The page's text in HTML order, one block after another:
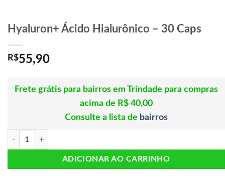
Hyaluron+ Ácido Hialurônico – 30 Caps
R$55,90
Frete grátis para bairros em Trindade para compras
acima de R$ 40,00
Consulte a lista de bairros
Hyaluron+ Ácido Hialurônico - 30 Caps quantidade
ADICIONAR AO CARRINHO